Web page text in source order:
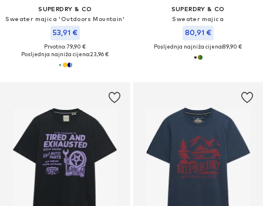
SUPERDRY & CO
Sweater majica 'Outdoors Mountain'
53,91 €
Prvotno: 79,90 €
Posljednja najniža cijena:23,96 €
SUPERDRY & CO
Sweater majica
80,91 €
Posljednja najniža cijena:89,90 €